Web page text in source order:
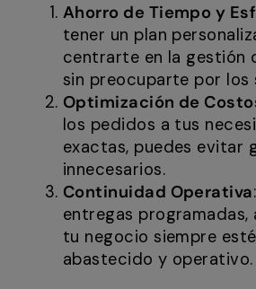
Ahorro de Tiempo y
tener un plan
centrarte en la gestión
sin preocuparte por los
Optimización de
los pedidos a tus
exactas, puedes evitar
innecesarios.
Continuidad Operativa
entregas programadas,
tu negocio siempre
abastecido y operativo.